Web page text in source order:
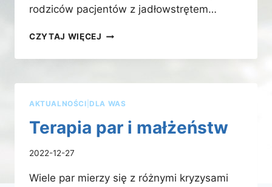
rodziców pacjentów z jadłowstrętem…
CZYTAJ WIĘCEJ GRUPA
DLA
PACJENTÓW
AKTUALNOŚCI |DLA WAS
Terapia par i małżeństw
2022-12-27
Wiele par mierzy się z różnymi kryzysami